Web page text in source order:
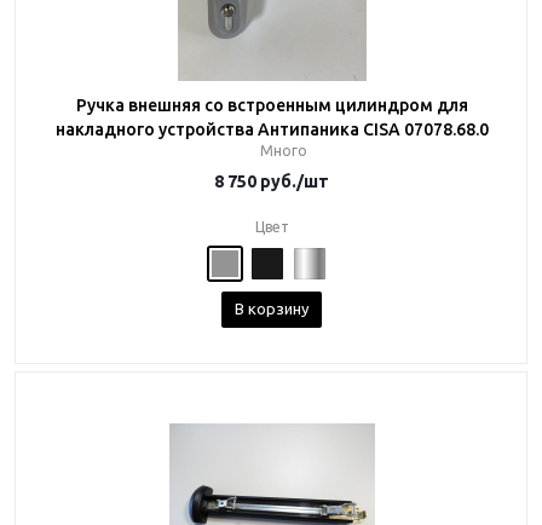
Ручка внешняя со встроенным цилиндром для
накладного устройства Антипаника CISA 07078.68.0
Много
8 750 руб./шт
Цвет
В корзину